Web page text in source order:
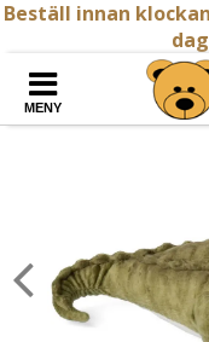
Beställ innan
MENY